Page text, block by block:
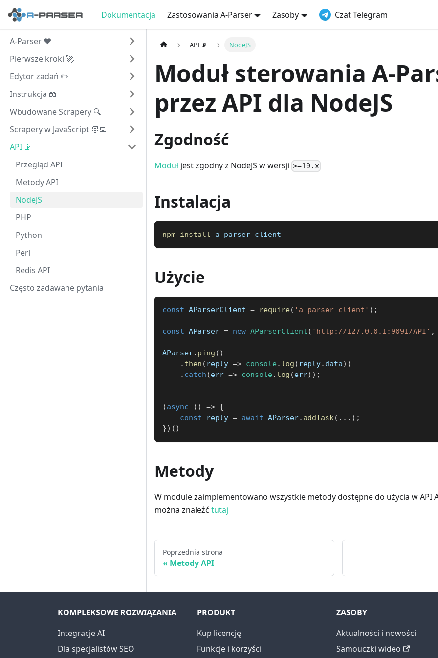
Dokumentacja Zastosowania A-Parser Zasoby Czat Telegram
A-Parser ❤️
Pierwsze kroki 🚀
Edytor zadań ✏️
Instrukcja 📖
Wbudowane Scrapery 🔍
Scrapery w JavaScript 🧑‍💻
API 📡
Przegląd API
Metody API
NodeJS
PHP
Python
Perl
Redis API
Często zadawane pytania
API 📡 NodeJS
Moduł sterowania A-
przez API dla NodeJS
Zgodność
Moduł jest zgodny z NodeJS w wersji >=10.x
Instalacja
npm install a-parser-client
Użycie
const AParserClient = require( 'a-parser-client' ) ;
const AParser = new AParserClient ( 'http://127.0.0.1:9091/API' ,
AParser. ping ( )
. then ( reply => console . log ( reply. data) )
. catch (err => console . log (err) ) ;
(async ( ) => {
const reply = await AParser. addTask( ... ) ;
}) ( )
Metody
W module zaimplementowano wszystkie metody dostępne do użycia w API
można znaleźć tutaj
Poprzednia strona
Metody API
KOMPLEKSOWE ROZWIĄZANIA
Integracje AI
Dla specjalistów SEO
PRODUKT
Kup licencję
Funkcje i korzyści
ZASOBY
Aktualności i nowości
Samouczki wideo